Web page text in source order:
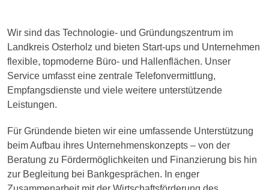
Wir sind das Technologie- und Gründungszentrum im
Landkreis Osterholz und bieten Start-ups und Unternehmen
flexible, topmoderne Büro- und Hallenflächen. Unser
Service umfasst eine zentrale Telefonvermittlung,
Empfangsdienste und viele weitere unterstützende
Leistungen.
Für Gründende bieten wir eine umfassende Unterstützung
beim Aufbau ihres Unternehmenskonzepts – von der
Beratung zu Fördermöglichkeiten und Finanzierung bis hin
zur Begleitung bei Bankgesprächen. In enger